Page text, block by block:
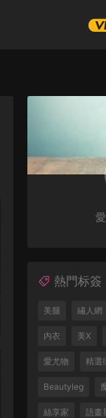
熱門标簽
美腿 繡人網
内衣 美X
愛尤物 精選
Beautyleg
絲享家 語畫